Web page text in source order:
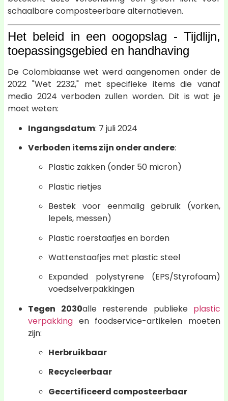
schaalbare composteerbare alternatieven.
Het beleid in een oogopslag - Tijdlijn,
toepassingsgebied en handhaving
De Colombiaanse wet werd aangenomen onder de
2022 "Wet 2232," met specifieke items die vanaf
medio 2024 verboden zullen worden. Dit is wat je
moet weten:
Ingangsdatum: 7 juli 2024
Verboden items zijn onder andere:
Plastic zakken (onder 50 micron)
Plastic rietjes
Bestek voor eenmalig gebruik (vorken,
lepels, messen)
Plastic roerstaafjes en borden
Wattenstaafjes met plastic steel
Expanded polystyrene (EPS/Styrofoam)
voedselverpakkingen
Tegen 2030alle resterende publieke plastic
verpakking en foodservice-artikelen moeten
zijn:
Herbruikbaar
Recycleerbaar
Gecertificeerd composteerbaar